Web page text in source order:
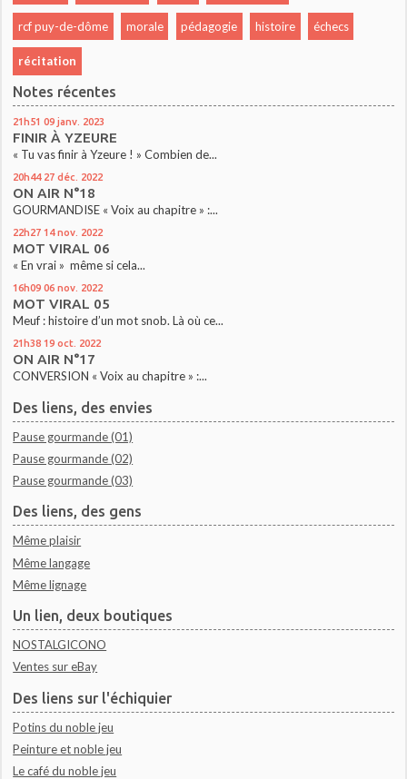
rcf puy-de-dôme morale pédagogie histoire échecs
récitation
Notes récentes
21h51 09 janv. 2023
FINIR À YZEURE
« Tu vas finir à Yzeure ! » Combien de...
20h44 27 déc. 2022
ON AIR N°18
GOURMANDISE « Voix au chapitre » :...
22h27 14 nov. 2022
MOT VIRAL 06
« En vrai » même si cela...
16h09 06 nov. 2022
MOT VIRAL 05
Meuf : histoire d’un mot snob. Là où ce...
21h38 19 oct. 2022
ON AIR N°17
CONVERSION « Voix au chapitre » :...
Des liens, des envies
Pause gourmande (01)
Pause gourmande (02)
Pause gourmande (03)
Des liens, des gens
Même plaisir
Même langage
Même lignage
Un lien, deux boutiques
NOSTALGICONO
Ventes sur eBay
Des liens sur l'échiquier
Potins du noble jeu
Peinture et noble jeu
Le café du noble jeu